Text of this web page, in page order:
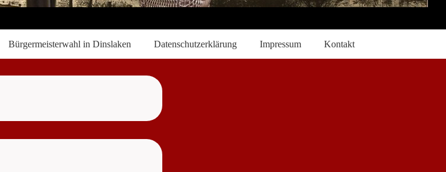
Bürgermeisterwahl in Dinslaken Datenschutzerklärung Impressum Kontakt